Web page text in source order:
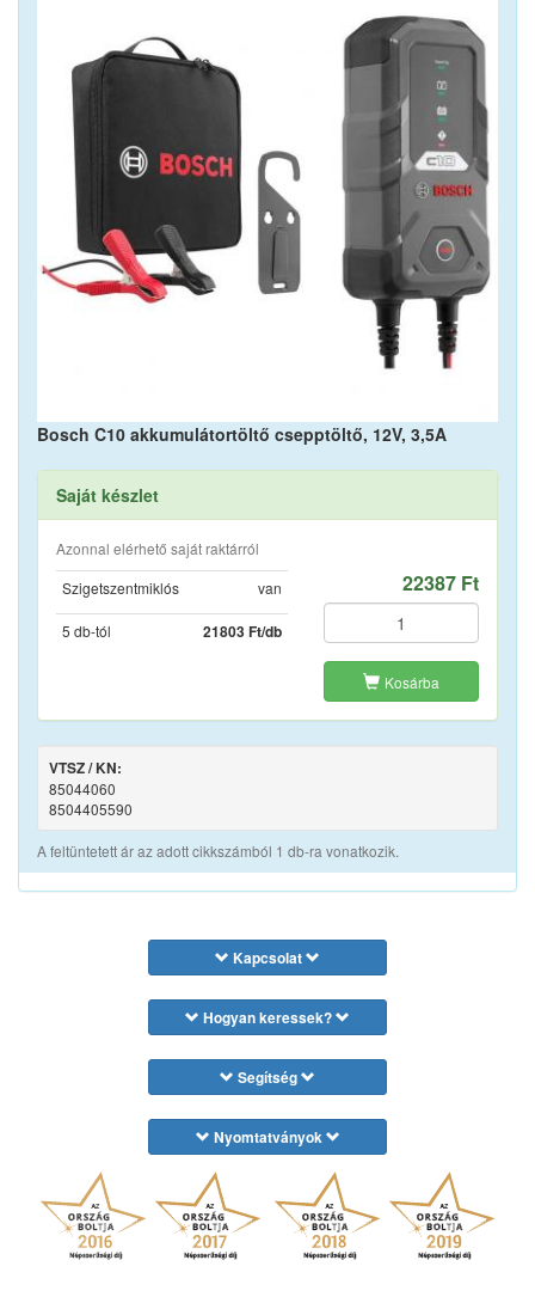
Bosch C10 akkumulátortöltő csepptöltő, 12V, 3,5A
Saját készlet
Azonnal elérhető saját raktárról
Szigetszentmiklós
van
5 db-tól 21803 Ft/db
22387 Ft
Kosárba
VTSZ / KN:
85044060
8504405590
A feltüntetett ár az adott cikkszámból 1 db-ra vonatkozik.
Kapcsolat
Hogyan keressek?
Segítség
Nyomtatványok